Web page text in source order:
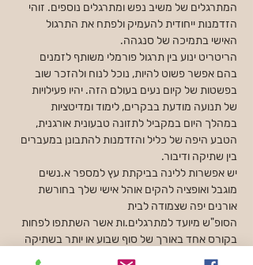
המתרגלים של משיב נפש ומתרגלים נוספים. זוהי
הזדמנות ייחודית להעמיק ולפתח את התרגול
האישי בתמיכה של סנגהה.
הריטריט ינוע בין תרגול פורמלי משותף לזמנים
בהם אפשר פשוט להיות, נוכל לנוח ולהזכר שוב
בפשטות של קיום נעים בעולם הזה. יהיו פעילויות
של תנועה מודעת בבקרים, לימוד ומדיטציות
במהלך היום במקביל לתזונה טבעונית אורגנית,
הטבע היפה של כליל והזדמנות להתבונן במעברים
בין שתיקה ודיבור.
יש אפשרות ללינה בביקתת עץ למספר א.נשים
מוגבל ואופציה להקים אוהל אישי שלך בחורשת
אורנים יפה שצמודה לבית
הסופ"ש מיועד למתרגלים.ות אשר השתתפו לפחות
בקורס אחד באורך של סוף שבוע או יותר בשתיקה
מלאה. במידה ואין לך ניסיון שכזה אך ברצונך